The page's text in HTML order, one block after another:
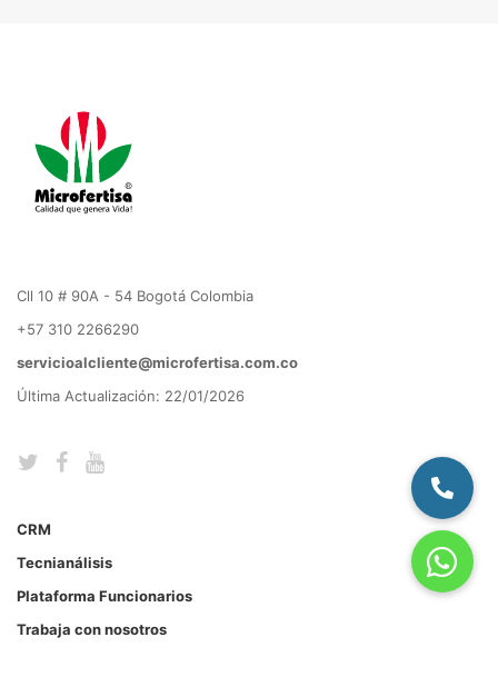
Cll 10 # 90A - 54 Bogotá Colombia
+57 310 2266290
servicioalcliente@microfertisa.com.co
Última Actualización: 22/01/2026
CRM
Tecnianálisis
Plataforma Funcionarios
Trabaja con nosotros